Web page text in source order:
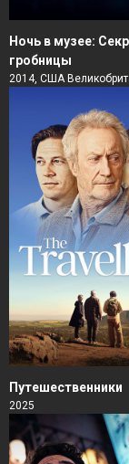
Ночь в музее:
гробницы
2014, США
Путешественники
2025